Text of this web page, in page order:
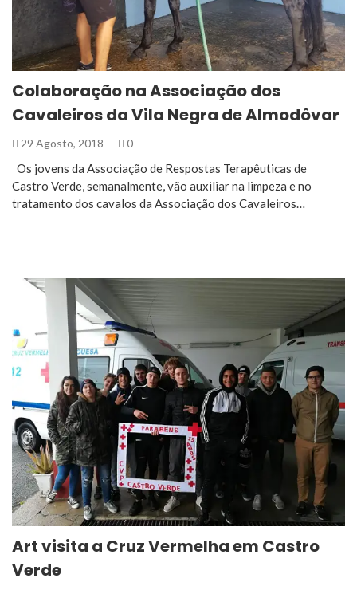
Colaboração na Associação dos
Cavaleiros da Vila Negra de Almodôvar
29 Agosto, 2018 0
Os jovens da Associação de Respostas Terapêuticas de
Castro Verde, semanalmente, vão auxiliar na limpeza e no
tratamento dos cavalos da Associação dos Cavaleiros…
Art visita a Cruz Vermelha em Castro
Verde